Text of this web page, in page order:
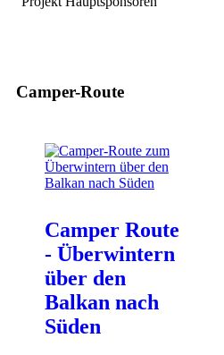
Camper-Route
Camper Route
- Überwintern
über den
Balkan nach
Süden